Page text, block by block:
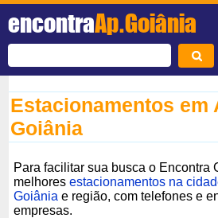
encontraAp.Goiânia
Estacionamentos em
Goiânia
Para facilitar sua busca o Encontra
melhoresestacionamentos na
Goiânia e região, com telefones e
empresas.